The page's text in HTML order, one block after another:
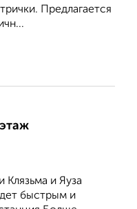
Предлагается
Клязьма и Яуза
быстрым и